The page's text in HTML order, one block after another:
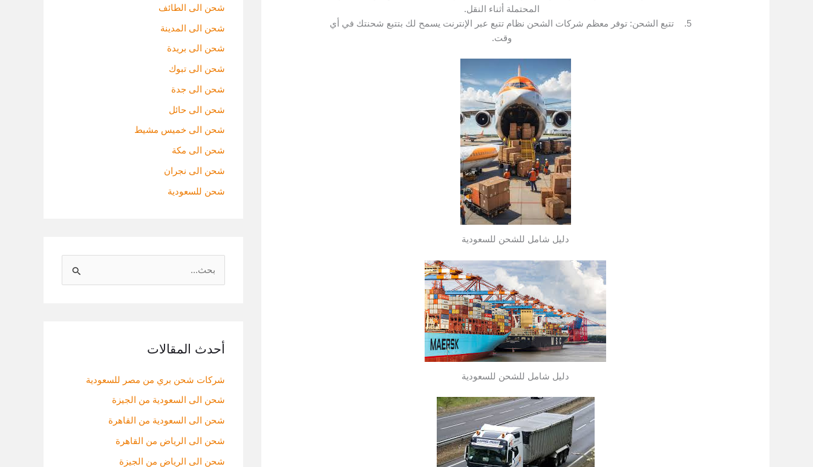
المحتملة أثناء النقل.
تتبع الشحن: توفر معظم شركات الشحن نظام تتبع عبر الإنترنت يسمح لك بتتبع شحنتك في أي
وقت.
دليل شامل للشحن للسعودية
دليل شامل للشحن للسعودية
شحن الى الطائف
شحن الى المدينة
شحن الى بريدة
شحن الى تبوك
شحن الى جدة
شحن الى حائل
شحن الى خميس مشيط
شحن الى مكة
شحن الى نجران
شحن للسعودية
ث
ن
:
أحدث المقالات
شركات شحن بري من مصر للسعودية
شحن الى السعودية من الجيزة
شحن الى السعودية من القاهرة
شحن الى الرياض من القاهرة
شحن الى الرياض من الجيزة